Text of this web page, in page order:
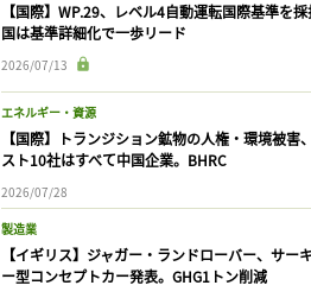
【国際】WP.29、レベル4自動運転国際基準を
国は基準詳細化で一歩リード
2026/07/13
エネルギー・資源
【国際】トランジション鉱物の人権・環境被害
スト10社はすべて中国企業。BHRC
2026/07/28
製造業
【イギリス】ジャガー・ランドローバー、サー
ー型コンセプトカー発表。GHG1トン削減